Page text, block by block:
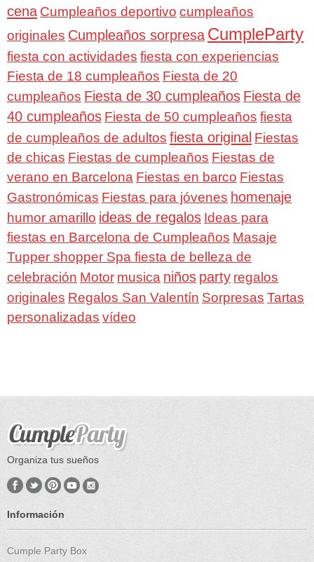
cena Cumpleaños deportivo cumpleaños
originales Cumpleaños sorpresa CumpleParty
fiesta con actividades fiesta con experiencias
Fiesta de 18 cumpleaños Fiesta de 20
cumpleaños Fiesta de 30 cumpleaños Fiesta de
40 cumpleaños Fiesta de 50 cumpleaños fiesta
de cumpleaños de adultos fiesta original Fiestas
de chicas Fiestas de cumpleaños Fiestas de
verano en Barcelona Fiestas en barco Fiestas
Gastronómicas Fiestas para jóvenes homenaje
humor amarillo ideas de regalos Ideas para
fiestas en Barcelona de Cumpleaños Masaje
Tupper shopper Spa fiesta de belleza de
celebración Motor musica niños party regalos
originales Regalos San Valentín Sorpresas Tartas
personalizadas vídeo
Organiza tus sueños
Información
Cumple Party Box